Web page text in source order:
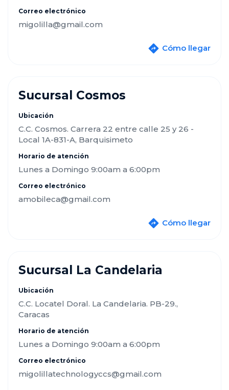
Correo electrónico
migolilla@gmail.com
Cómo llegar
Sucursal Cosmos
Ubicación
C.C. Cosmos. Carrera 22 entre calle 25 y 26 -
Local 1A-831-A, Barquisimeto
Horario de atención
Lunes a Domingo 9:00am a 6:00pm
Correo electrónico
amobileca@gmail.com
Cómo llegar
Sucursal La Candelaria
Ubicación
C.C. Locatel Doral. La Candelaria. PB-29.,
Caracas
Horario de atención
Lunes a Domingo 9:00am a 6:00pm
Correo electrónico
migolillatechnologyccs@gmail.com